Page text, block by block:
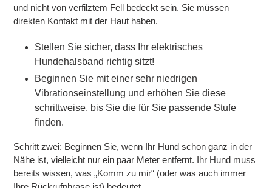
und nicht von verfilztem Fell bedeckt sein. Sie müssen
direkten Kontakt mit der Haut haben.
Stellen Sie sicher, dass Ihr elektrisches
Hundehalsband richtig sitzt!
Beginnen Sie mit einer sehr niedrigen
Vibrationseinstellung und erhöhen Sie diese
schrittweise, bis Sie die für Sie passende Stufe
finden.
Schritt zwei: Beginnen Sie, wenn Ihr Hund schon ganz in der
Nähe ist, vielleicht nur ein paar Meter entfernt. Ihr Hund muss
bereits wissen, was „Komm zu mir“ (oder was auch immer